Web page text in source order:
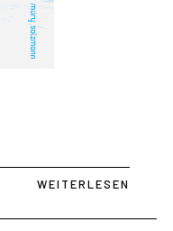
WEITERLESEN